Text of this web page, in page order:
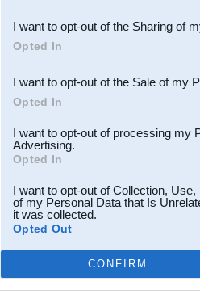
Downstream Participants
third parties.
I want to opt-out of the Sharing of
Opted In
I want to opt-out of the Sale of my
Opted In
I want to opt-out of processing my
Advertising.
Opted In
I want to opt-out of Collection,
of my Personal Data that Is
it was collected.
Opted Out
CONFIRM